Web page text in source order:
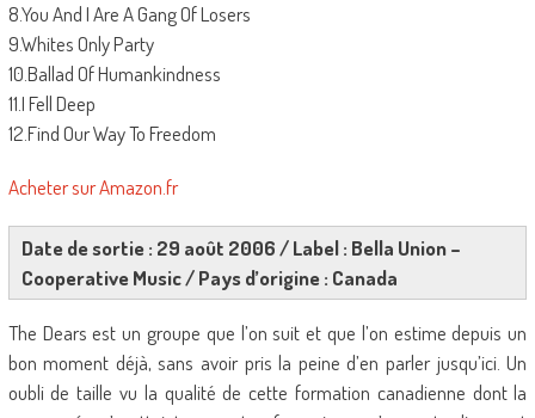
8.You And I Are A Gang Of Losers
9.Whites Only Party
10.Ballad Of Humankindness
11.I Fell Deep
12.Find Our Way To Freedom
Acheter sur Amazon.fr
Date de sortie : 29 août 2006 / Label : Bella Union –
Cooperative Music / Pays d’origine : Canada
The Dears est un groupe que l’on suit et que l’on estime depuis un
bon moment déjà, sans avoir pris la peine d’en parler jusqu’ici. Un
oubli de taille vu la qualité de cette formation canadienne dont la